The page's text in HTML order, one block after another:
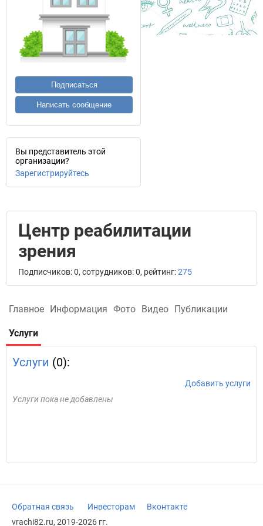
Подписаться
Написать сообщение
Вы представитель этой
организации?
Зарегистрируйтесь
Центр реабилитации
зрения
Подписчиков: 0, сотрудников: 0, рейтинг:275
Главное Информация Фото Видео Публикации
Услуги
Услуги (0):
Добавить услуги
Услуги пока не добавлены
Обратная связь Инвесторам
Вконтакте
vrachi82.ru, 2019-2026 гг.